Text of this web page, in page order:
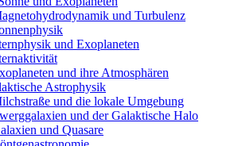
und Turbulenz
und Exoplaneten
und ihre Atmosphären
Astrophysik
und die lokale Umgebung
und der Galaktische Halo
und Quasare